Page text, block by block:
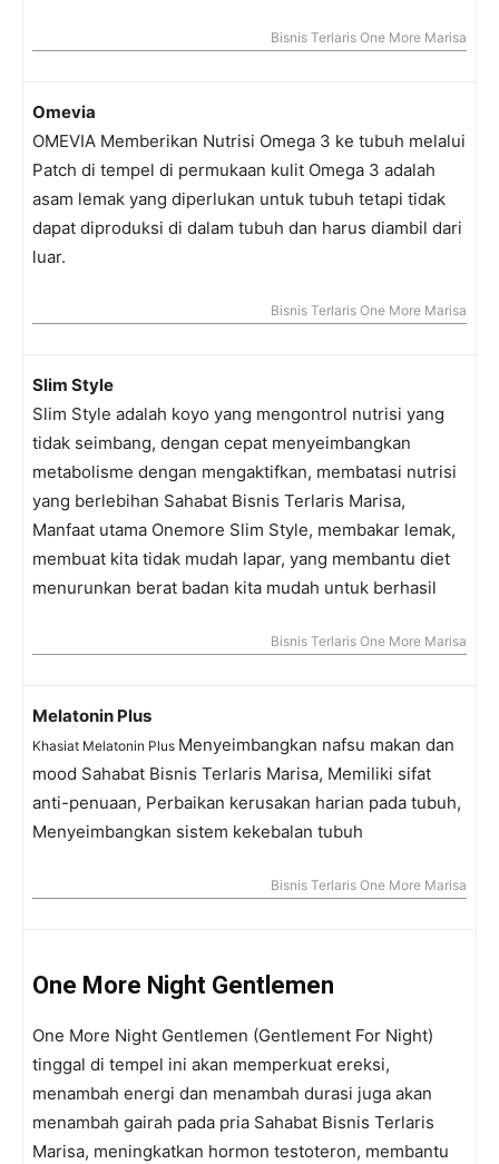
Bisnis Terlaris One More Marisa
Omevia
OMEVIA Memberikan Nutrisi Omega 3 ke tubuh melalui
Patch di tempel di permukaan kulit Omega 3 adalah
asam lemak yang diperlukan untuk tubuh tetapi tidak
dapat diproduksi di dalam tubuh dan harus diambil dari
luar.
Bisnis Terlaris One More Marisa
Slim Style
Slim Style adalah koyo yang mengontrol nutrisi yang
tidak seimbang, dengan cepat menyeimbangkan
metabolisme dengan mengaktifkan, membatasi nutrisi
yang berlebihan Sahabat Bisnis Terlaris Marisa,
Manfaat utama Onemore Slim Style, membakar lemak,
membuat kita tidak mudah lapar, yang membantu diet
menurunkan berat badan kita mudah untuk berhasil
Bisnis Terlaris One More Marisa
Melatonin Plus
Khasiat Melatonin Plus Menyeimbangkan nafsu makan dan
mood Sahabat Bisnis Terlaris Marisa, Memiliki sifat
anti-penuaan, Perbaikan kerusakan harian pada tubuh,
Menyeimbangkan sistem kekebalan tubuh
Bisnis Terlaris One More Marisa
One More Night Gentlemen
One More Night Gentlemen (Gentlement For Night)
tinggal di tempel ini akan memperkuat ereksi,
menambah energi dan menambah durasi juga akan
menambah gairah pada pria Sahabat Bisnis Terlaris
Marisa, meningkatkan hormon testoteron, membantu